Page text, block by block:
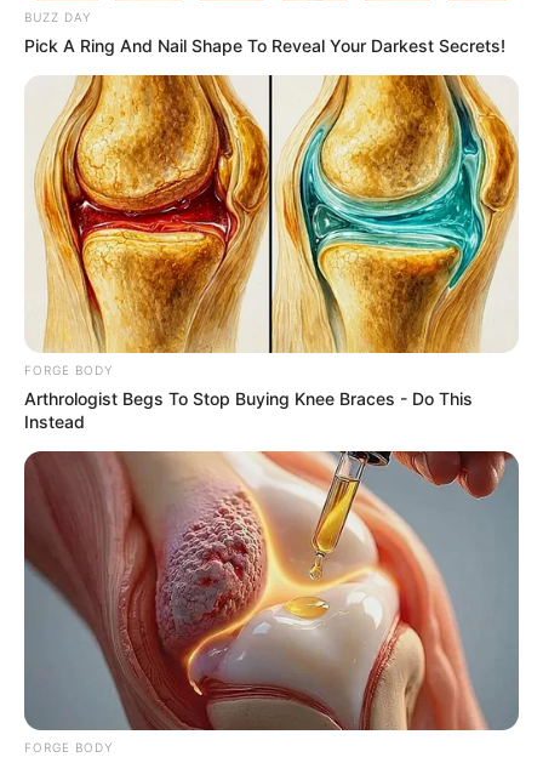
7. กระจกเงากระจกเงาจะช่วยแก้เคล็ดด้วยการสะท้อน
พลังร้าย รับและกระจายพลังที่ดีเสริมความอุดมสมบูรณ์ให้
กับบ้านและผู้อยู่อาศัยนอกจาก นี้กระจกเงายังช่วยแก้ไข
ความนิ่ง จุดอับ และความหม่นมัวของบ้านการติด
กระจกเงาจะช่วยแก้ให้ดีขึ้น
BUZZ DAY
Pick A Ring And Nail Shape To Reveal Your Darkest Secrets!
FORGE BODY
Arthrologist Begs To Stop Buying Knee Braces - Do This
Instead
FORGE BODY